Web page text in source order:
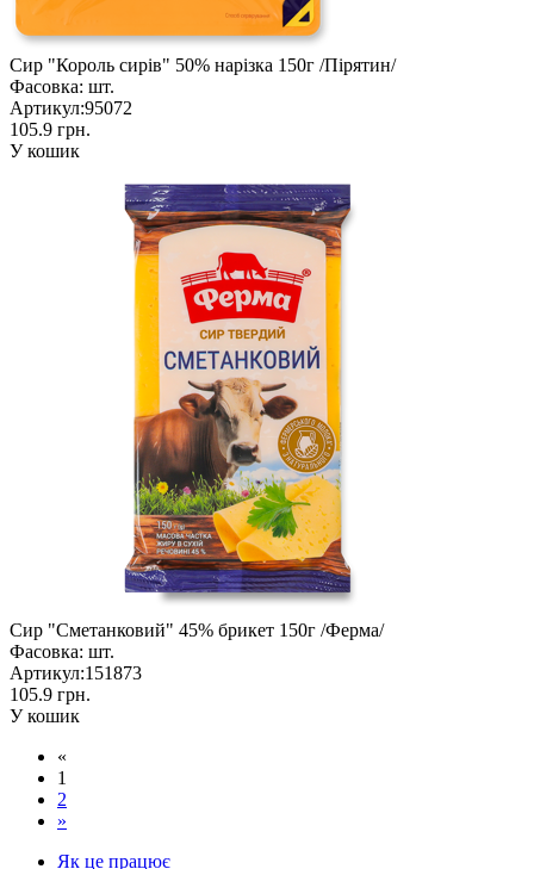
Сир "Король сирів" 50% нарізка 150г /Пірятин/
Фасовка: шт.
Артикул:95072
105.9 грн.
У кошик
Сир "Сметанковий" 45% брикет 150г /Ферма/
Фасовка: шт.
Артикул:151873
105.9 грн.
У кошик
«
1
2
»
Як це працює